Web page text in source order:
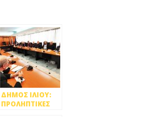
ΔΗΜΟΣ ΙΛΙΟΥ:
ΠΡΟΛΗΠΤΙΚΕΣ